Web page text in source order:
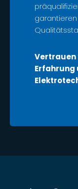
Vertrauen
Erfahrung